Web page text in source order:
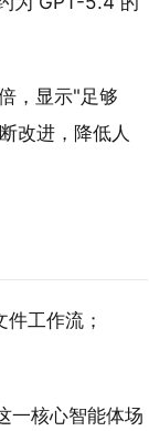
，显示"足够
改进，降低人
工作流；
一核心智能体场